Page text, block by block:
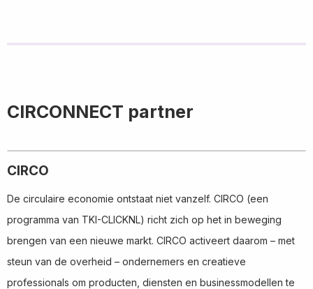
CIRCONNECT partner
CIRCO
De circulaire economie ontstaat niet vanzelf. CIRCO (een
programma van TKI-CLICKNL) richt zich op het in beweging
brengen van een nieuwe markt. CIRCO activeert daarom – met
steun van de overheid – ondernemers en creatieve
professionals om producten, diensten en businessmodellen te